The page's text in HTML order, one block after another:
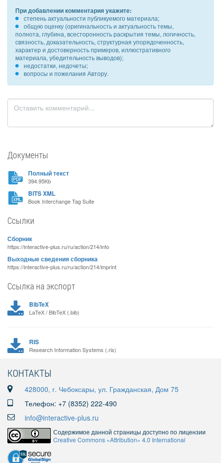
При добавлении комментария укажите:
степень актуальности публикуемого материала;
общую оценку (оригинальность и актуальность темы,
полнота, глубина, всесторонность раскрытия темы, логичность,
связность, доказательность, структурная упорядоченность,
характер и достоверность примеров, иллюстративного
материала, убедительность выводов);
недостатки, недочеты;
вопросы и пожелания Автору.
Документы
Полный текст
394.95Kb
BITS XML
Book Interchange Tag Suite
Ссылки
Сборник
https://interactive-plus.ru/ru/action/214/info
Выходные сведения сборника
https://interactive-plus.ru/ru/action/214/imprint
Ссылка на экспорт
BibTeX
LaTeX / BibTeX (.bib)
RIS
Research Information Systems (.ris)
КОНТАКТЫ
428000, г. Чебоксары, ул. Гражданская, Дом 75
Телефон: +7 (8352) 222-490
info@interactive-plus.ru
Содержимое данной страницы доступно по лицензии
Creative Commons «Attribution» 4.0 International